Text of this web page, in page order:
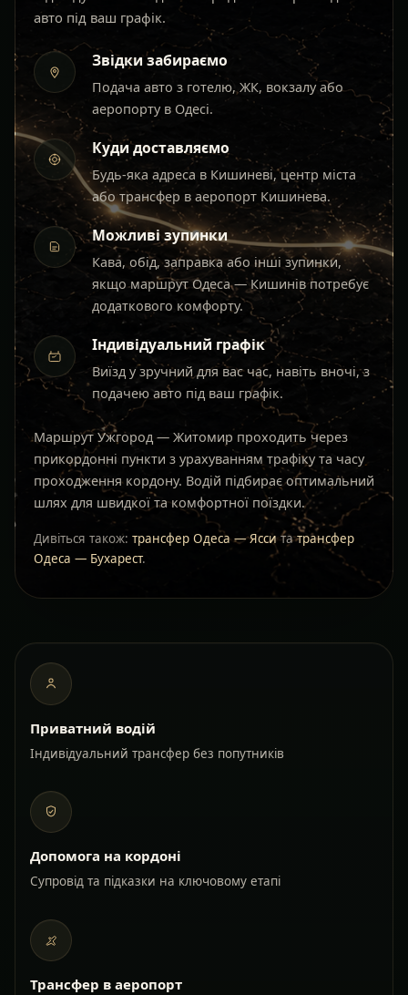
авто під ваш графік.
Звідки забираємо
Подача авто з готелю, ЖК, вокзалу або
аеропорту в Одесі.
Куди доставляємо
Будь-яка адреса в Кишиневі, центр міста
або трансфер в аеропорт Кишинева.
Можливі зупинки
Кава, обід, заправка або інші зупинки,
якщо маршрут Одеса — Кишинів потребує
додаткового комфорту.
Індивідуальний графік
Виїзд у зручний для вас час, навіть вночі, з
подачею авто під ваш графік.
Маршрут Ужгород — Житомир проходить через
прикордонні пункти з урахуванням трафіку та часу
проходження кордону. Водій підбирає оптимальний
шлях для швидкої та комфортної поїздки.
Дивіться також: трансфер Одеса — Ясситатрансфер
Одеса — Бухарест.
Приватний водій
Індивідуальний трансфер без попутників
Допомога на кордоні
Супровід та підказки на ключовому етапі
Трансфер в аеропорт